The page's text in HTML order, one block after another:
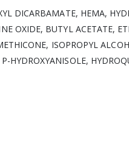
DICARBAMATE, HEMA,
OXIDE, BUTYL ACETATE,
ISOPROPYL
HYDROXYANISOLE,